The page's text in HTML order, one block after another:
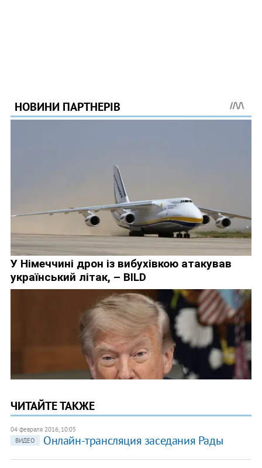
ЧИТАЙТЕ ТАКЖЕ
04 февраля 2016, 10:05
ВИДЕО
Онлайн-трансляция заседания Рады